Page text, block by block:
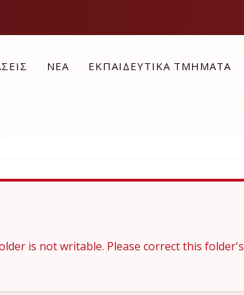
ΝΕΑ ΕΚΠΑΙΔΕΥΤΙΚΑ ΤΜΗΜΑΤΑ
is not writable. Please correct this folder's